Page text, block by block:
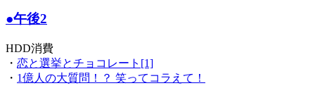
●午後2
HDD消費
・ 恋と選挙とチョコレート[1]
・ 1億人の大質問！？ 笑ってコラえて！